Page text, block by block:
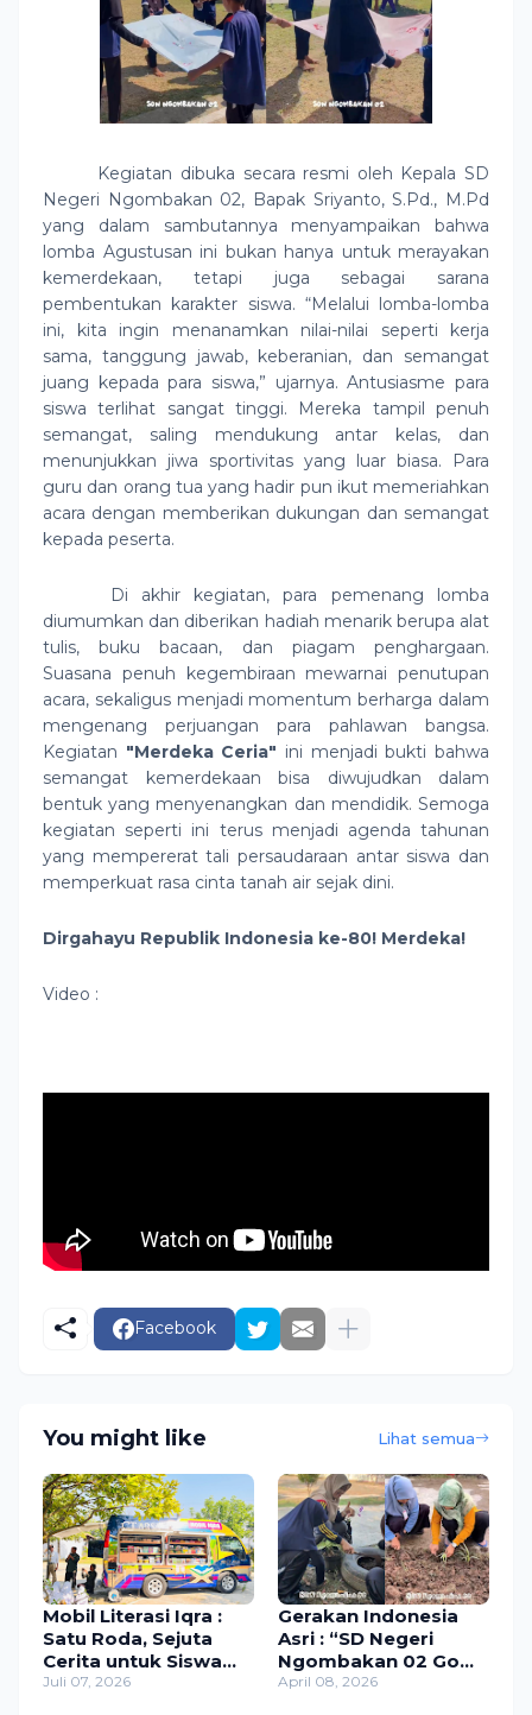
Kegiatan dibuka secara resmi oleh Kepala SD
Negeri Ngombakan 02, Bapak Sriyanto, S.Pd., M.Pd
yang dalam sambutannya menyampaikan bahwa
lomba Agustusan ini bukan hanya untuk merayakan
kemerdekaan, tetapi juga sebagai sarana
pembentukan karakter siswa. “Melalui lomba-lomba
ini, kita ingin menanamkan nilai-nilai seperti kerja
sama, tanggung jawab, keberanian, dan semangat
juang kepada para siswa,” ujarnya. Antusiasme para
siswa terlihat sangat tinggi. Mereka tampil penuh
semangat, saling mendukung antar kelas, dan
menunjukkan jiwa sportivitas yang luar biasa. Para
guru dan orang tua yang hadir pun ikut memeriahkan
acara dengan memberikan dukungan dan semangat
kepada peserta.
Di akhir kegiatan, para pemenang lomba
diumumkan dan diberikan hadiah menarik berupa alat
tulis, buku bacaan, dan piagam penghargaan.
Suasana penuh kegembiraan mewarnai penutupan
acara, sekaligus menjadi momentum berharga dalam
mengenang perjuangan para pahlawan bangsa.
Kegiatan "Merdeka Ceria" ini menjadi bukti bahwa
semangat kemerdekaan bisa diwujudkan dalam
bentuk yang menyenangkan dan mendidik. Semoga
kegiatan seperti ini terus menjadi agenda tahunan
yang mempererat tali persaudaraan antar siswa dan
memperkuat rasa cinta tanah air sejak dini.
Dirgahayu Republik Indonesia ke-80! Merdeka!
Video :
Facebook
You might like Lihat semua
Mobil Literasi Iqra :
Satu Roda, Sejuta
Cerita untuk Siswa
SDN Ngombakan 02.
Juli 07, 2026
Gerakan Indonesia
Asri : “SD Negeri
Ngombakan 02 Go
ASRI”
April 08, 2026